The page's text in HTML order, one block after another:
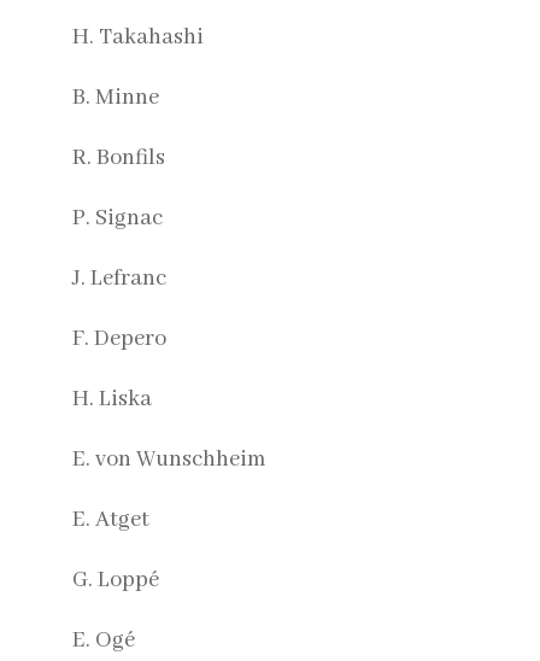
H. Takahashi
B. Minne
R. Bonfils
P. Signac
J. Lefranc
F. Depero
H. Liska
E. von Wunschheim
E. Atget
G. Loppé
E. Ogé